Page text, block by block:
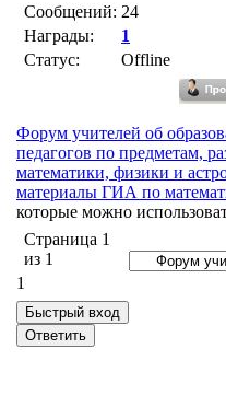
Сообщений: 24
Награды:
1
Статус:
Offline
Форум учителей об
педагогов по предметам,
математики, физики и
материалы ГИА по
которые можно
Страница 1
из 1
1